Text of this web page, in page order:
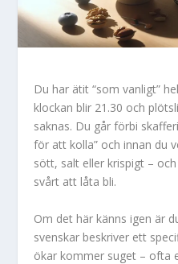
Du har ätit “som vanligt”
klockan blir 21.30 och
saknas. Du går förbi
för att kolla” och innan du
sött, salt eller krispigt –
svårt att låta bli.
Om det här känns igen är
svenskar beskriver ett
ökar kommer suget – ofta